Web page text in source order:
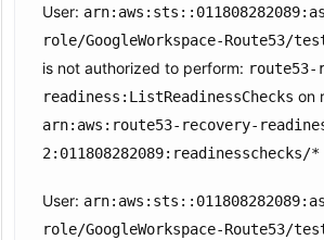
User:
role/GoogleWorkspace-Route53/
is not authorized to perform: route53-
readiness:ListReadinessChecks on
arn:aws:route53-recovery-
2:011808282089:readinesschecks/*
User:
role/GoogleWorkspace-Route53/